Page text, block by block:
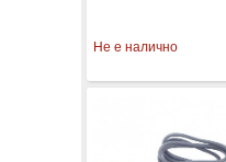
Не е налично